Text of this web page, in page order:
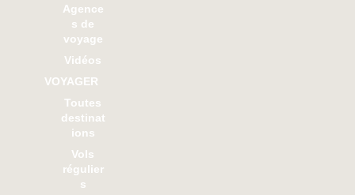
Agence
s de
voyage
Vidéos
VOYAGER
Toutes
destinat
ions
Vols
régulier
s